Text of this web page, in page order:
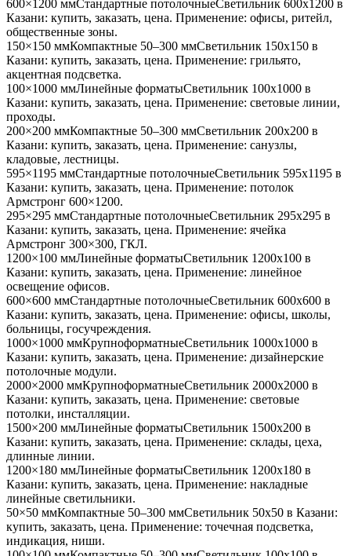
600×1200 ммСтандартные потолочныеСветильник 600x1200 в
Казани: купить, заказать, цена. Применение: офисы, ритейл,
общественные зоны.
150×150 ммКомпактные 50–300 ммСветильник 150x150 в
Казани: купить, заказать, цена. Применение: грильято,
акцентная подсветка.
100×1000 ммЛинейные форматыСветильник 100x1000 в
Казани: купить, заказать, цена. Применение: световые линии,
проходы.
200×200 ммКомпактные 50–300 ммСветильник 200x200 в
Казани: купить, заказать, цена. Применение: санузлы,
кладовые, лестницы.
595×1195 ммСтандартные потолочныеСветильник 595x1195 в
Казани: купить, заказать, цена. Применение: потолок
Армстронг 600×1200.
295×295 ммСтандартные потолочныеСветильник 295x295 в
Казани: купить, заказать, цена. Применение: ячейка
Армстронг 300×300, ГКЛ.
1200×100 ммЛинейные форматыСветильник 1200x100 в
Казани: купить, заказать, цена. Применение: линейное
освещение офисов.
600×600 ммСтандартные потолочныеСветильник 600x600 в
Казани: купить, заказать, цена. Применение: офисы, школы,
больницы, госучреждения.
1000×1000 ммКрупноформатныеСветильник 1000x1000 в
Казани: купить, заказать, цена. Применение: дизайнерские
потолочные модули.
2000×2000 ммКрупноформатныеСветильник 2000x2000 в
Казани: купить, заказать, цена. Применение: световые
потолки, инсталляции.
1500×200 ммЛинейные форматыСветильник 1500x200 в
Казани: купить, заказать, цена. Применение: склады, цеха,
длинные линии.
1200×180 ммЛинейные форматыСветильник 1200x180 в
Казани: купить, заказать, цена. Применение: накладные
линейные светильники.
50×50 ммКомпактные 50–300 ммСветильник 50x50 в Казани:
купить, заказать, цена. Применение: точечная подсветка,
индикация, ниши.